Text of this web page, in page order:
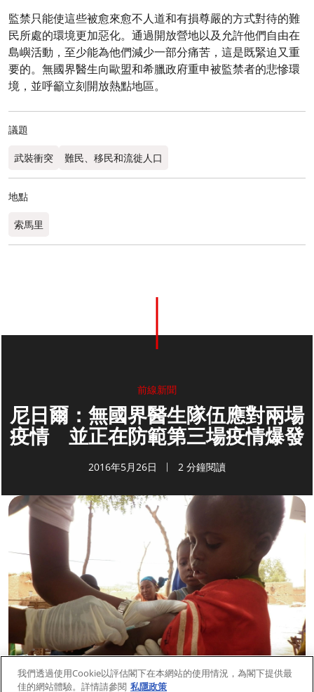
監禁只能使這些被愈來愈不人道和有損尊嚴的方式對待的難
民所處的環境更加惡化。通過開放營地以及允許他們自由在
島嶼活動，至少能為他們減少一部分痛苦，這是既緊迫又重
要的。無國界醫生向歐盟和希臘政府重申被監禁者的悲慘環
境，並呼籲立刻開放熱點地區。
議題
武裝衝突 難民、移民和流徙人口
地點
索馬里
前線新聞
尼日爾：無國界醫生隊伍應對兩場
疫情 並正在防範第三場疫情爆發
2016年5月26日 2 分鐘閱讀
我們透過使用Cookie以評估閣下在本網站的使用情況，為閣下提供最
佳的網站體驗。詳情請參閱 私隱政策